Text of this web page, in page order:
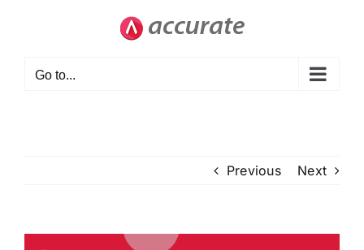
Go to...
Previous Next